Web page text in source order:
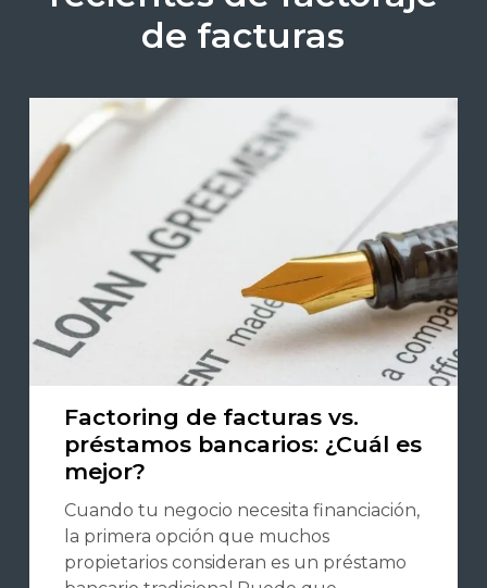
de facturas
Factoring de facturas vs.
préstamos bancarios: ¿Cuál es
mejor?
Cuando tu negocio necesita financiación,
la primera opción que muchos
propietarios consideran es un préstamo